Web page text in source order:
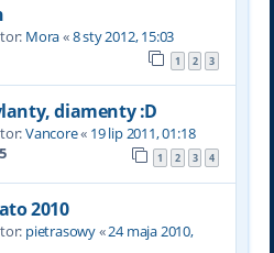
Mora«8 sty 2012, 15:03
1 2 3
diamenty :D
Vancore« 19 lip 2011, 01:18
1 2 3 4
2010
pietrasowy«24 maja 2010,